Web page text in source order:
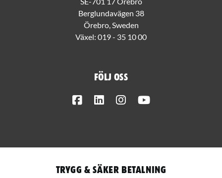
Berglundavägen 38
Örebro, Sweden
Växel: 019 - 35 10 00
Följ oss
FacebookLinkedInInstagram
Trygg & säker betalning